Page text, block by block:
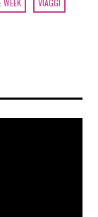
WEEK VIAGGI